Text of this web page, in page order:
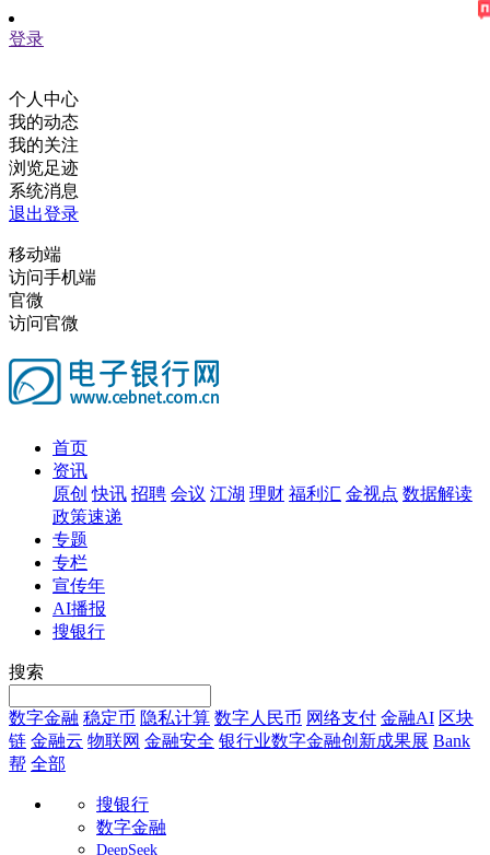
登录
个人中心
我的动态
我的关注
浏览足迹
系统消息
退出登录
移动端
访问手机端
官微
访问官微
首页
资讯
原创 快讯 招聘 会议 江湖 理财 福利汇 金视点 数据解读
政策速递
专题
专栏
宣传年
AI播报
搜银行
搜索
数字金融 稳定币 隐私计算 数字人民币 网络支付 金融AI 区块
链 金融云 物联网 金融安全 银行业数字金融创新成果展 Bank
帮 全部
搜银行
数字金融
DeepSeek